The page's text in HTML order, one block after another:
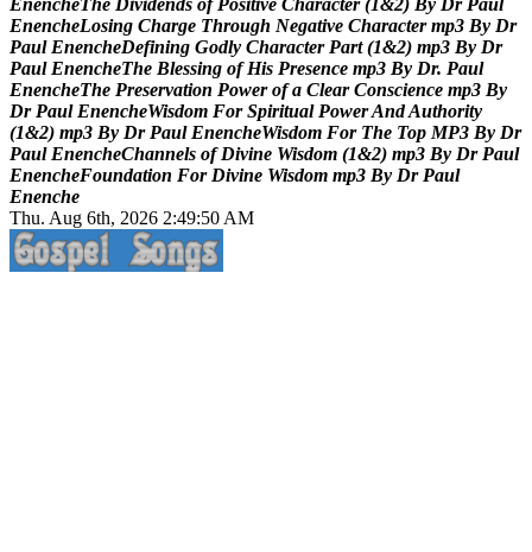
EnencheThe Dividends of Positive Character (1&2) By Dr Paul
EnencheLosing Charge Through Negative Character mp3 By Dr
Paul EnencheDefining Godly Character Part (1&2) mp3 By Dr
Paul EnencheThe Blessing of His Presence mp3 By Dr. Paul
EnencheThe Preservation Power of a Clear Conscience mp3 By
Dr Paul EnencheWisdom For Spiritual PowerAndAuthority
(1&2) mp3 By Dr Paul EnencheWisdom For The Top MP3 By Dr
Paul EnencheChannels of Divine Wisdom (1&2) mp3 By Dr Paul
EnencheFoundation For Divine Wisdom mp3 By Dr Paul
Enenche
Thu. Aug 6th, 2026 2:49:51 AM